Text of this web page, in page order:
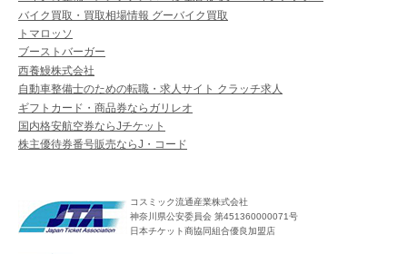
バイク買取・買取相場情報 グーバイク買取
トマロッソ
ブーストバーガー
西養鰻株式会社
自動車整備士のための転職・求人サイト クラッチ求人
ギフトカード・商品券ならガリレオ
国内格安航空券ならJチケット
株主優待券番号販売ならJ・コード
コスミック流通産業株式会社
神奈川県公安委員会 第451360000071号
日本チケット商協同組合優良加盟店